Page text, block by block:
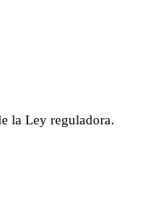
la Ley reguladora.